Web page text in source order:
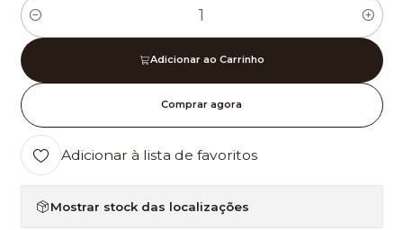
Quantidade
Adicionar ao Carrinho
Comprar agora
Adicionar à lista de favoritos
Mostrar stock das localizações